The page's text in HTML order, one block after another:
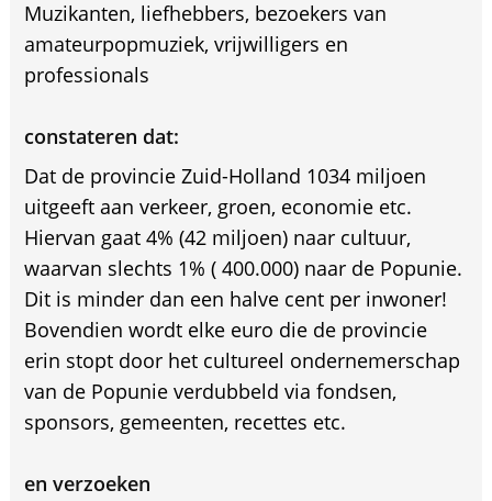
Muzikanten, liefhebbers, bezoekers van
amateurpopmuziek, vrijwilligers en
professionals
constateren dat:
Dat de provincie Zuid-Holland 1034 miljoen
uitgeeft aan verkeer, groen, economie etc.
Hiervan gaat 4% (42 miljoen) naar cultuur,
waarvan slechts 1% ( 400.000) naar de Popunie.
Dit is minder dan een halve cent per inwoner!
Bovendien wordt elke euro die de provincie
erin stopt door het cultureel ondernemerschap
van de Popunie verdubbeld via fondsen,
sponsors, gemeenten, recettes etc.
en verzoeken